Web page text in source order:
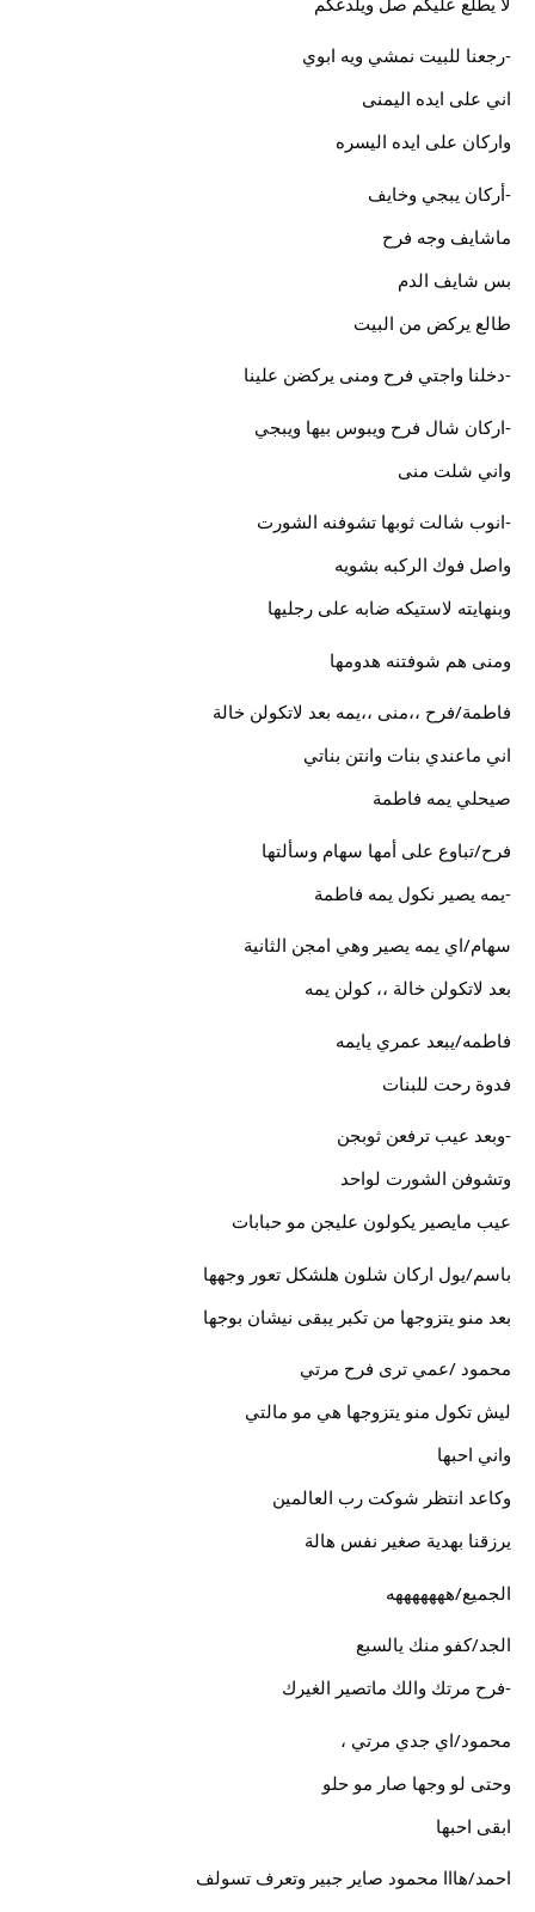
-رجعنا للبيت نمشي ويه ابوي
اني على ايده اليمنى
واركان على ايده اليسره
-أركان يبجي وخايف
ماشايف وجه فرح
بس شايف الدم
طالع يركض من البيت
-دخلنا واجتي فرح ومنى يركضن علينا
-اركان شال فرح ويبوس بيها ويبجي
واني شلت منى
-انوب شالت ثوبها تشوفنه الشورت
واصل فوك الركبه بشويه
وبنهايته لاستيكه ضابه على رجليها
ومنى هم شوفتنه هدومها
فاطمة/فرح ،،منى ،،يمه بعد لاتكولن خالة
اني ماعندي بنات وانتن بناتي
صيحلي يمه فاطمة
فرح/تباوع على أمها سهام وسألتها
-يمه يصير نكول يمه فاطمة
سهام/اي يمه يصير وهي امجن الثانية
بعد لاتكولن خالة ،، كولن يمه
فاطمه/يبعد عمري يايمه
فدوة رحت للبنات
-وبعد عيب ترفعن ثوبجن
وتشوفن الشورت لواحد
عيب مايصير يكولون عليجن مو حبابات
باسم/يول اركان شلون هلشكل تعور وجهها
بعد منو يتزوجها من تكبر يبقى نيشان بوجها
محمود /عمي ترى فرح مرتي
ليش تكول منو يتزوجها هي مو مالتي
واني احبها
وكاعد انتظر شوكت رب العالمين
يرزقنا بهدية صغير نفس هالة
الجميع/هههههههه
الجد/كفو منك يالسبع
-فرح مرتك والك ماتصير الغيرك
محمود/اي جدي مرتي ،
وحتى لو وجها صار مو حلو
ابقى احبها
احمد/هااا محمود صاير جبير وتعرف تسولف